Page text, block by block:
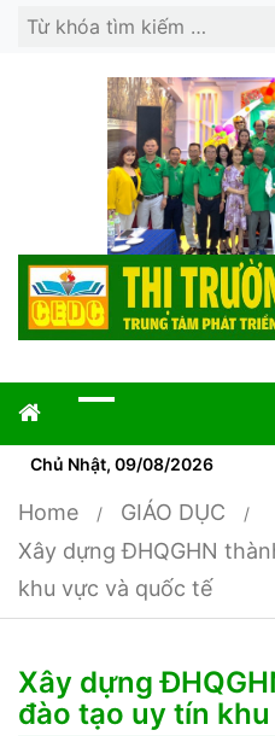
Search
Chủ Nhật, 09/08/2026
Home
GIÁO DỤC
Xây dựng ĐHQGHN
khu vực và quốc tế
Xây dựng
đào tạo uy tín